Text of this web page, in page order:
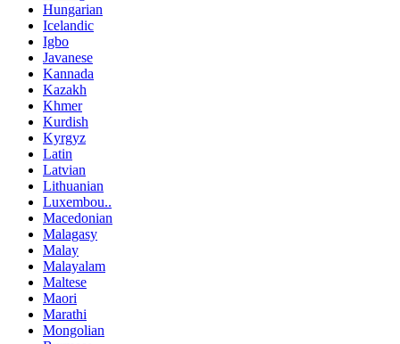
Hungarian
Icelandic
Igbo
Javanese
Kannada
Kazakh
Khmer
Kurdish
Kyrgyz
Latin
Latvian
Lithuanian
Luxembou..
Macedonian
Malagasy
Malay
Malayalam
Maltese
Maori
Marathi
Mongolian